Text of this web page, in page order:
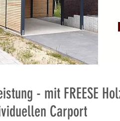
- mit FREESE
Carport